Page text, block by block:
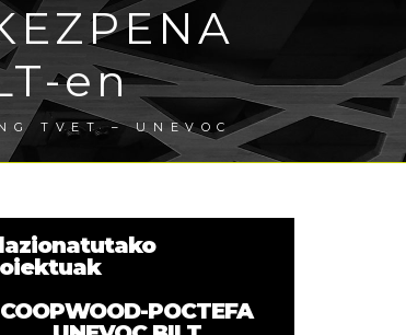
en
TVET – UNEVOC
COOPWOOD-POCTEFA